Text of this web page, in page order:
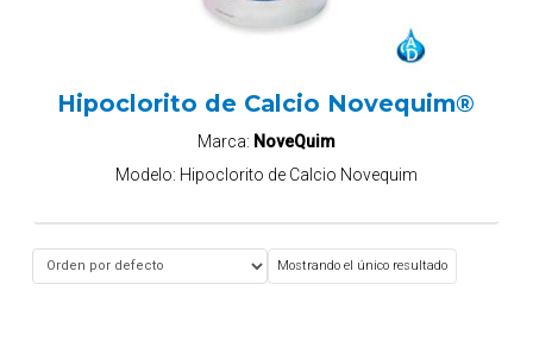
Hipoclorito de Calcio Novequim®
Marca: NoveQuim
Modelo: Hipoclorito de Calcio Novequim
Mostrando el único resultado